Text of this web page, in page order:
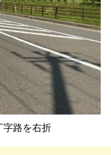
字路を右折